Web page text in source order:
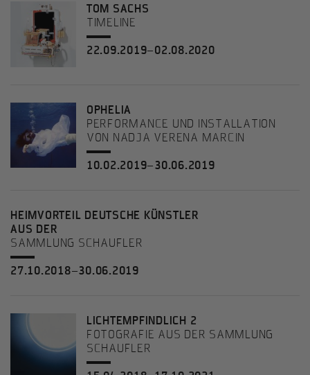
TOM SACHS
TIMELINE
22.09.2019–02.08.2020
OPHELIA
PERFORMANCE UND INSTALLATION
VON NADJA VERENA MARCIN
10.02.2019–30.06.2019
HEIMVORTEIL DEUTSCHE KÜNSTLER
AUS DER
SAMMLUNG SCHAUFLER
27.10.2018–30.06.2019
LICHTEMPFINDLICH 2
FOTOGRAFIE AUS DER SAMMLUNG
SCHAUFLER